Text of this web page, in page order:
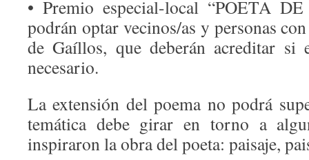
• Premio especial-local “POETA
podrán optar vecinos/as y personas
de Gaíllos, que deberán acreditar si
necesario.
La extensión del poema no podrá
temática debe girar en torno a
inspiraron la obra del poeta: paisaje,